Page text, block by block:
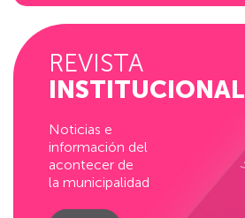
REVISTA
INSTITUCIONAL
Noticias e
información del
acontecer de
la municipalidad